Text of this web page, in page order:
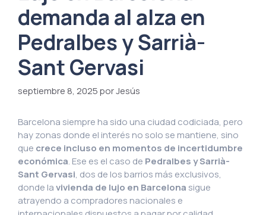
demanda al alza en
Pedralbes y Sarrià-
Sant Gervasi
septiembre 8, 2025por Jesús
Barcelona siempre ha sido una ciudad codiciada, pero
hay zonas donde el interés no solo se mantiene, sino
que crece incluso en momentos de incertidumbre
económica. Ese es el caso de Pedralbes y Sarrià-
Sant Gervasi, dos de los barrios más exclusivos,
donde lavivienda de lujo en Barcelona sigue
atrayendo a compradores nacionales e